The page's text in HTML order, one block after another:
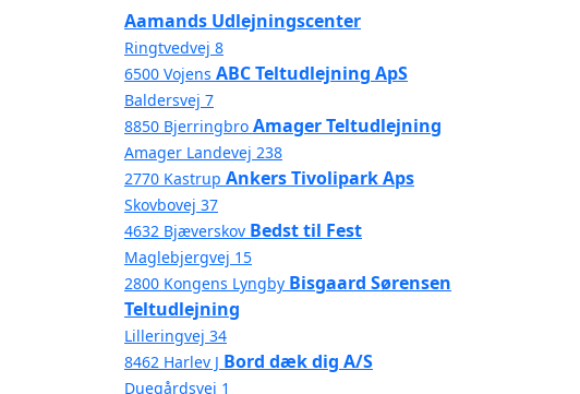
Aamands Udlejningscenter
Ringtvedvej 8
6500 Vojens ABC Teltudlejning ApS
Baldersvej 7
8850 Bjerringbro Amager Teltudlejning
Amager Landevej 238
2770 Kastrup Ankers Tivolipark Aps
Skovbovej 37
4632 Bjæverskov Bedst til Fest
Maglebjergvej 15
2800 Kongens Lyngby Bisgaard Sørensen
Teltudlejning
Lilleringvej 34
8462 Harlev J Bord dæk dig A/S
Duegårdsvej 1